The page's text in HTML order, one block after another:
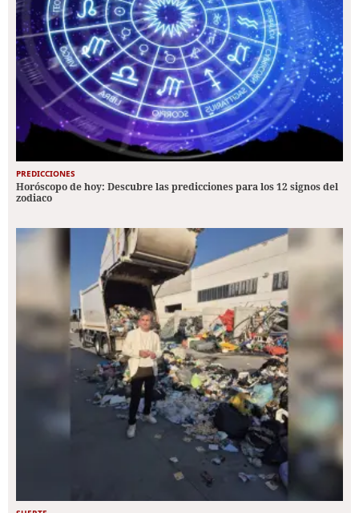
PREDICCIONES
Horóscopo de hoy: Descubre las predicciones para los 12 signos del
zodiaco